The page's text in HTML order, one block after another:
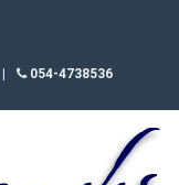
054-4738536